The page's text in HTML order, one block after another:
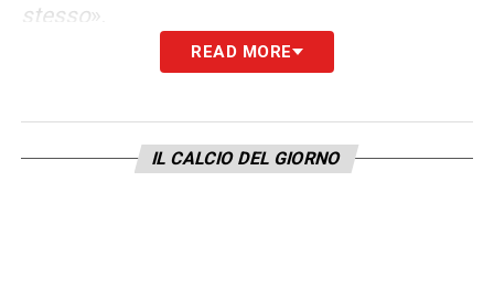
stesso».
READ MORE
IL CALCIO DEL GIORNO